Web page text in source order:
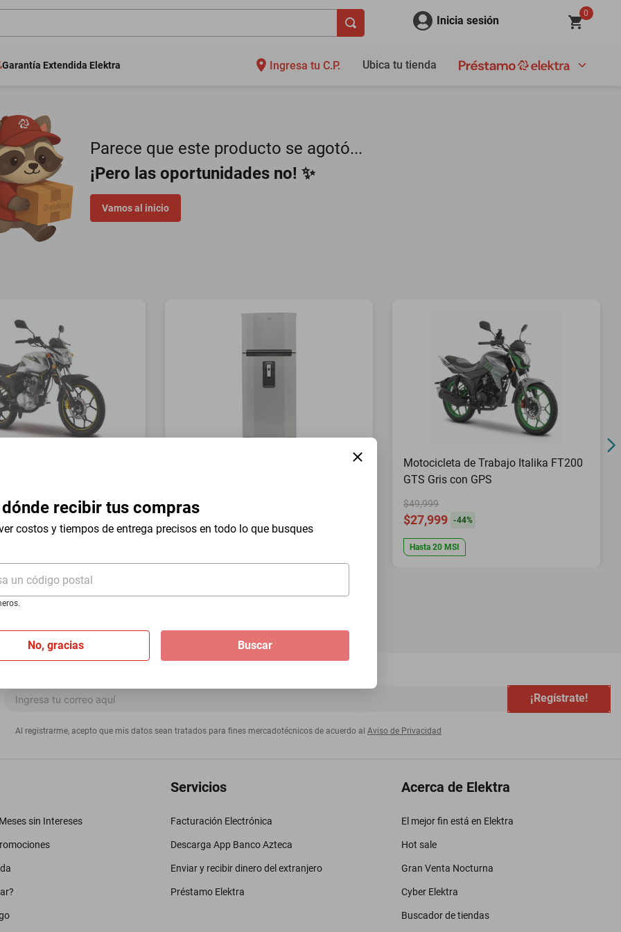
Inicia sesión
0
Garantía Extendida Elektra Ingresa tu C.P.
dónde recibir tus compras
costos y tiempos de entrega precisos en todo lo que busques
un código postal
No, gracias Buscar
Ubica tu tienda
Parece que este producto se agotó...
¡Pero las oportunidades no! ✨
Vamos al inicio
$19,999
Motocicleta de Trabajo Italika FT200
GTS Gris con GPS
$49,999
$27,999 -44%
Hasta 20 MSI
¡Regístrate!
Al registrarme, acepto que mis datos sean tratados para fines mercadotécnicos de acuerdo al Aviso de Privacidad
sin Intereses
Servicios
Facturación Electrónica
Descarga App Banco Azteca
Enviar y recibir dinero del extranjero
Préstamo Elektra
Acerca de Elektra
El mejor fin está en Elektra
Hot sale
Gran Venta Nocturna
Cyber Elektra
Buscador de tiendas